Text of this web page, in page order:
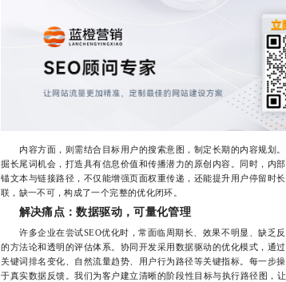
内容方面，则需结合目标用户的搜索意图，制定长期的内容规划。
掘长尾词机会，打造具有信息价值和传播潜力的原创内容。同时，内
锚文本与链接路径，不仅能增强页面权重传递，还能提升用户停留时
联，缺一不可，构成了一个完整的优化闭环。
解决痛点：数据驱动，可量化管理
许多企业在尝试SEO优化时，常面临周期长、效果不明显、缺乏
的方法论和透明的评估体系。协同开发采用数据驱动的优化模式，通
关键词排名变化、自然流量趋势、用户行为路径等关键指标。每一步
于真实数据反馈。我们为客户建立清晰的阶段性目标与执行路径图，